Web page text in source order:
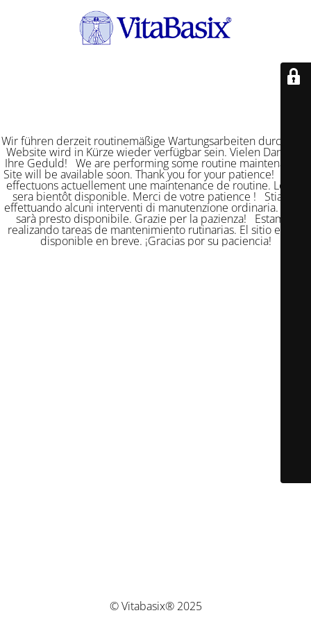
Wir führen derzeit routinemäßige Wartungsarbeiten durch. Die
Website wird in Kürze wieder verfügbar sein. Vielen Dank für
Ihre Geduld! We are performing some routine maintenance.
Site will be available soon. Thank you for your patience! Nous
effectuons actuellement une maintenance de routine. Le site
sera bientôt disponible. Merci de votre patience ! Stiamo
effettuando alcuni interventi di manutenzione ordinaria. Il sito
sarà presto disponibile. Grazie per la pazienza! Estamos
realizando tareas de mantenimiento rutinarias. El sitio estará
disponible en breve. ¡Gracias por su paciencia!
© Vitabasix® 2025